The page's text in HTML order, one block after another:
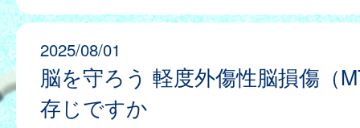
2025/08/01
脳を守ろう 軽度外傷性脳損傷（
存じですか